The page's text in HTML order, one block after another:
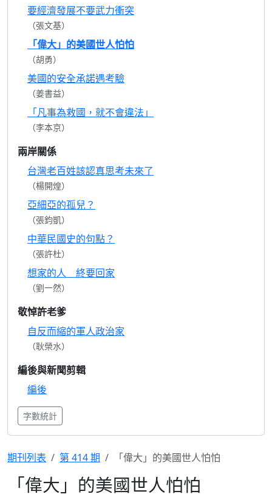
要經濟發展不要武力衝突
（張文基）
「偉大」的美國世人怕怕
（胡勇）
美國的安全承諾遇考驗
（姜書益）
「凡事為救國，就不會違法」
（李本京）
兩岸關係
台灣老百姓該認真思考未來了
（楊開煌）
亞細亞的孤兒？
（張鈞凱）
中華民國史的句點？
（張許杜）
想家的人 終要回家
（劉一然）
敬悼許老爹
自反而縮的軍人政治家
（耿榮水）
編後與新聞剪輯
編後
字數統計
期刊列表 第 414 期 「偉大」的美國世人怕怕
「偉大」的美國世人怕怕